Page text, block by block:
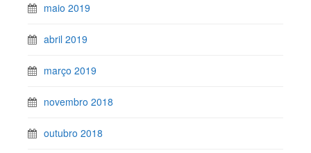
maio 2019
abril 2019
março 2019
novembro 2018
outubro 2018